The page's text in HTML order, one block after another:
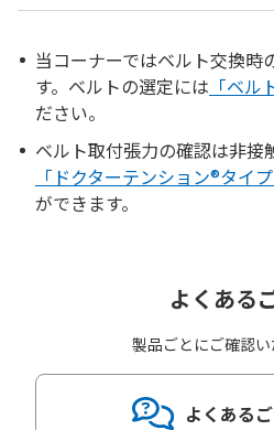
当コーナーではベルト交換時
す。ベルトの選定には 「ベル
ださい。
ベルト取付張力の確認は非接
「ドクターテンション®タイ
ができます。
よくある
製品ごとにご確認い
よくある